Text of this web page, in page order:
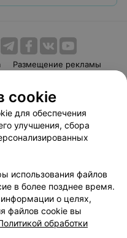
Размещение рекламы
Способы оплаты
103.by
данных
cookie
для обеспечения
улучшения, сбора
использования файлов
в более позднее время.
о целях,
файлов cookie вы
обработки